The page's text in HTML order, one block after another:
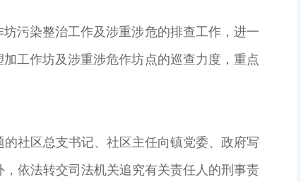
污染整治工作及涉重涉危的排查工作，进一
工作坊及涉重涉危作坊点的巡查力度，重点
社区总支书记、社区主任向镇党委、政府写
依法转交司法机关追究有关责任人的刑事责